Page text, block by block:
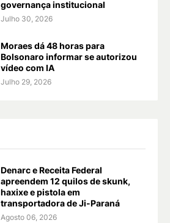
governança institucional
Julho 30, 2026
Moraes dá 48 horas para
Bolsonaro informar se autorizou
vídeo com IA
Julho 29, 2026
Denarc e Receita Federal
apreendem 12 quilos de skunk,
haxixe e pistola em
transportadora de Ji-Paraná
Agosto 06, 2026